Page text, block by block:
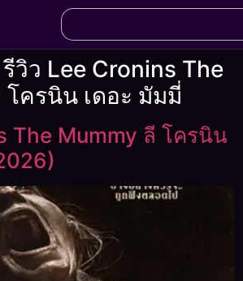
รีวิว Lee Cronins The
โครนิน เดอะ มัมมี่
The Mummy ลี โครนิน